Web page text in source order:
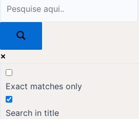
Exact matches only
Search in title